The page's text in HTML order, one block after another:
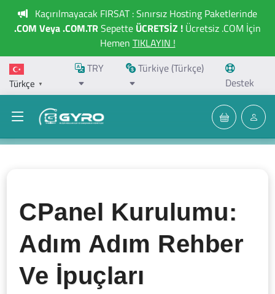
Kaçırılmayacak FIRSAT : Sınırsız Hosting Paketlerinde
.COM Veya .COM.TRSepette ÜCRETSİZ ! Ücretsiz .COM İçin
Hemen TIKLAYIN !
Türkçe ▼
TRY
Türkiye (Türkçe)
Destek
CPanel Kurulumu:
Adım Adım Rehber
Ve İpuçları